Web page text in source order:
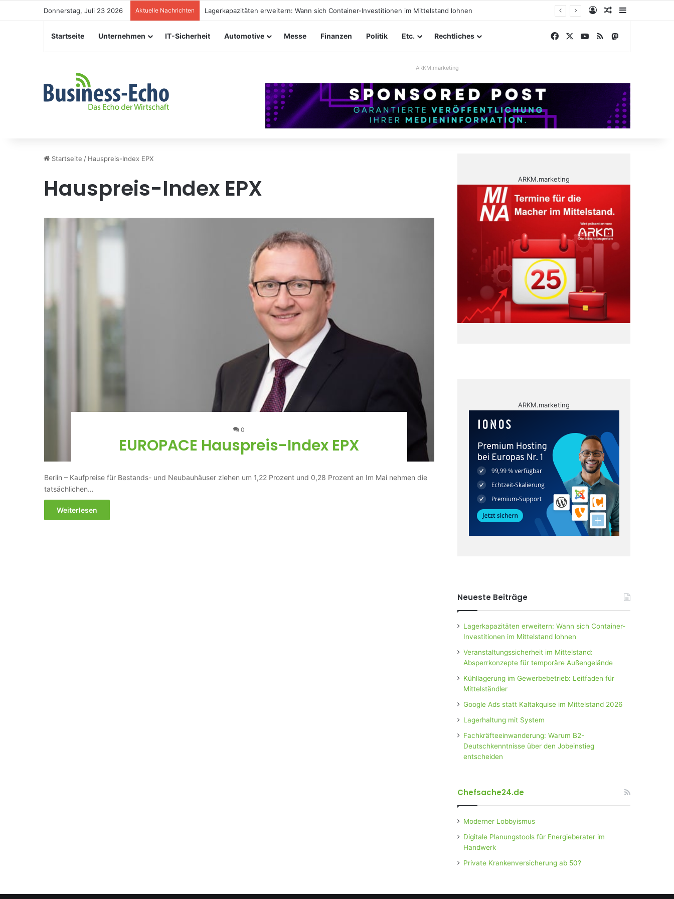
Donnerstag, Juli 23 2026 Aktuelle Nachrichten Veranstaltungssicherheit im Mittelstand: Absperrkonzepte für temporäre Außengelände AnmeldenZufälliger
Startseite Unternehmen IT-Sicherheit Automotive Messe Finanzen Politik Etc. Rechtliches Facebook YouTube
RSS
ARKM.marketing
Startseite / Hauspreis-Index EPX
Hauspreis-Index EPX
0
EUROPACE Hauspreis-Index EPX
Berlin – Kaufpreise für Bestands- und Neubauhäuser ziehen um 1,22 Prozent und 0,28 Prozent an Im Mai nehmen die
tatsächlichen…
Weiterlesen
ARKM.marketing
ARKM.marketing
Neueste Beiträge
Lagerkapazitäten erweitern: Wann sich Container-
Investitionen im Mittelstand lohnen
Veranstaltungssicherheit im Mittelstand:
Absperrkonzepte für temporäre Außengelände
Kühllagerung im Gewerbebetrieb: Leitfaden für
Mittelständler
Google Ads statt Kaltakquise im Mittelstand 2026
Lagerhaltung mit System
Fachkräfteeinwanderung: Warum B2-
Deutschkenntnisse über den Jobeinstieg
entscheiden
Chefsache24.de
Moderner Lobbyismus
Digitale Planungstools für Energieberater im
Handwerk
Private Krankenversicherung ab 50?